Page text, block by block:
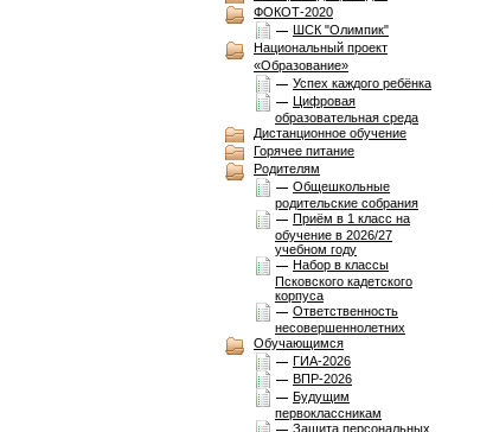
ФОКОТ-2020
ШСК "Олимпик"
Национальный проект
«Образование»
Успех каждого ребёнка
Цифровая
образовательная среда
Дистанционное обучение
Горячее питание
Родителям
Общешкольные
родительские собрания
Приём в 1 класс на
обучение в 2026/27
учебном году
Набор в классы
Псковского кадетского
корпуса
Ответственность
несовершеннолетних
Обучающимся
ГИА-2026
ВПР-2026
Будущим
первоклассникам
Защита персональных